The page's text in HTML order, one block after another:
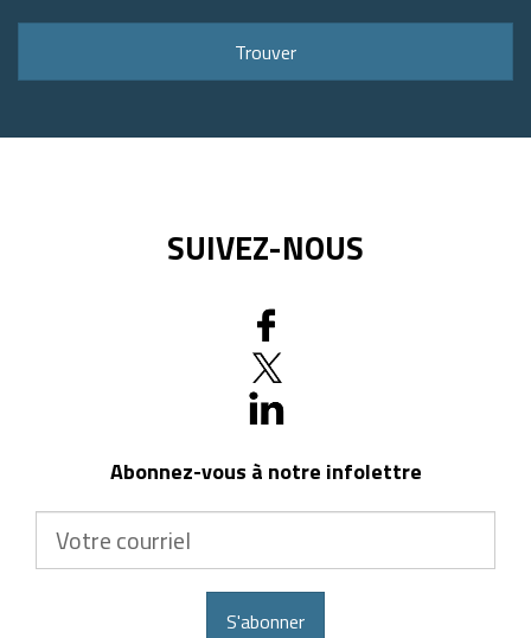
Trouver
SUIVEZ-NOUS
Abonnez-vous à notre infolettre
S'abonner